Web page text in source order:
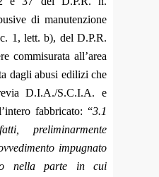
di manutenzione
1, lett. b), del D.P.R.
commisurata all’area
dagli abusi edilizi che
D.I.A./S.C.I.A. e
fabbricato: “3.1
preliminarmente
impugnato
nella parte in cui